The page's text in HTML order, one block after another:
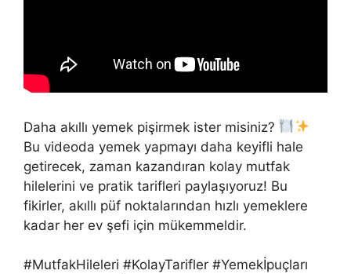
Daha akıllı yemek pişirmek ister misiniz?
Bu videoda yemek yapmayı daha keyifli hale
getirecek, zaman kazandıran kolay mutfak
hilelerini ve pratik tarifleri paylaşıyoruz! Bu
fikirler, akıllı püf noktalarından hızlı yemeklere
kadar her ev şefi için mükemmeldir.
#MutfakHileleri #KolayTarifler #Yemekİpuçları